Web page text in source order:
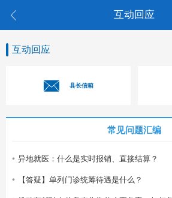
互动回应
互动回应
县长信箱
常见问题汇编
异地就医：什么是实时报销、直接结算？
【答疑】单列门诊统筹待遇是什么？